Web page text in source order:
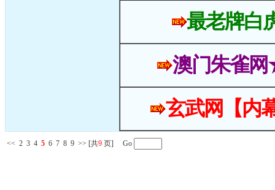
最老牌白
澳门朱雀
玄武网【内
<< 2 3 4 5 6 7 8 9 >> [共9 页] Go